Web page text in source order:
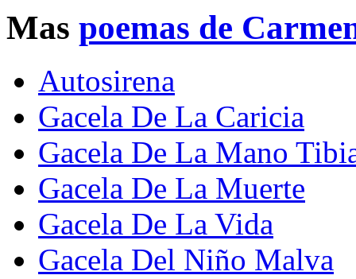
Mas poemas de
Autosirena
Gacela De La Caricia
Gacela De La Mano
Gacela De La Muerte
Gacela De La Vida
Gacela Del Niño Malva